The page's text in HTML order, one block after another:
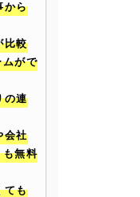
から
比較
ムがで
の連
会社
も無料
ても